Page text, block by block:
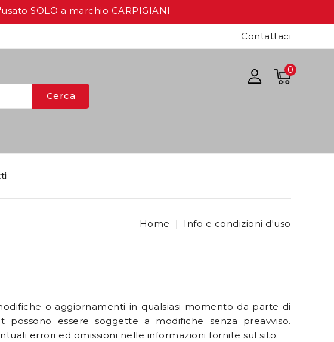
SOLO a marchio CARPIGIANI
Contattaci
0
Cerca
Home Info e condizioni d'uso
o aggiornamenti in qualsiasi momento da parte di
possono essere soggette a modifiche senza preavviso.
errori ed omissioni nelle informazioni fornite sul sito.